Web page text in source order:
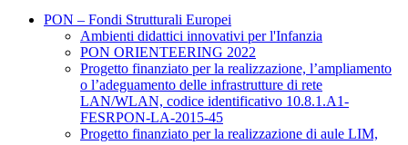
PON – Fondi Strutturali Europei
Ambienti didattici innovativi per l'Infanzia
PON ORIENTEERING 2022
Progetto finanziato per la realizzazione, l’ampliamento
o l’adeguamento delle infrastrutture di rete
LAN/WLAN, codice identificativo 10.8.1.A1-
FESRPON-LA-2015-45
Progetto finanziato per la realizzazione di aule LIM,